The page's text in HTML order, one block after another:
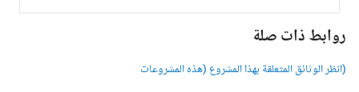
روابط ذات صلة
(انظر الوثائق المتعلقة بهذا المشروع (هذه المشروعات